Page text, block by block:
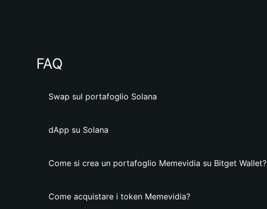
FAQ
Swap sul portafoglio Solana
dApp su Solana
Come si crea un portafoglio Memevidia su Bitget Wallet?
Come acquistare i token Memevidia?